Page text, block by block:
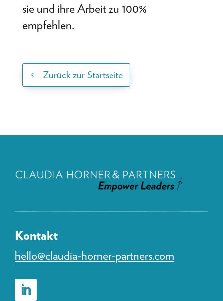
sie und ihre Arbeit zu 100%
empfehlen.
Zurück zur Startseite
Kontakt
hello@claudia-horner-partners.com